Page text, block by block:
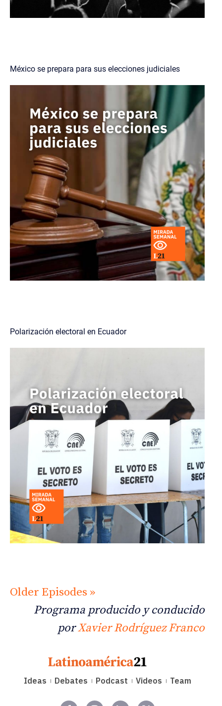
México se prepara para sus elecciones judiciales
Polarización electoral en Ecuador
Older Episodes »
Programa producido y conducido
porXavier Rodríguez Franco
Ideas Debates Podcast Videos Team